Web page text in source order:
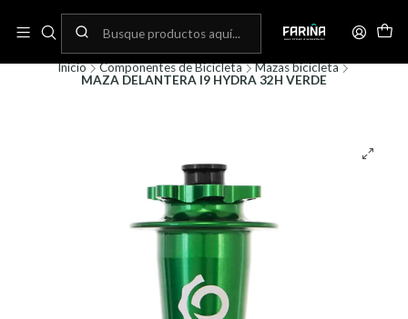
Envíos gratis por compras sobre 80.000! (No aplica para bicicletas)
Inicio Componentes de Bicicleta
Mazas bicicleta
MAZA DELANTERA I9 HYDRA 32H VERDE